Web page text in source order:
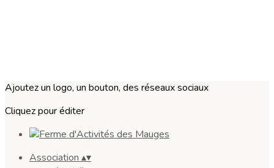
Ajoutez un logo, un bouton, des réseaux sociaux
Cliquez pour éditer
Association ▴▾